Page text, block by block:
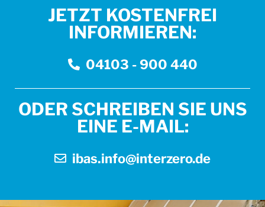
JETZT KOSTENFREI
INFORMIEREN:
04103 - 900 440
ODER SCHREIBEN SIE UNS
EINE E-MAIL:
ibas.info@interzero.de